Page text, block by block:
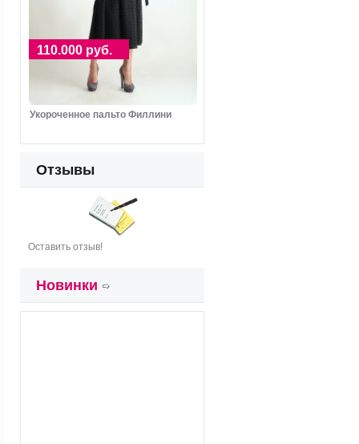
110.000 руб.
Укороченное пальто Филлини
Отзывы
Оставить отзыв!
Новинки